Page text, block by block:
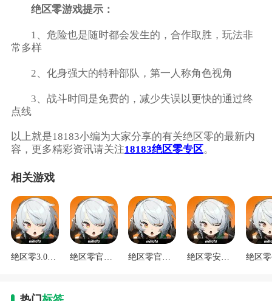
绝区零游戏提示：
1、危险也是随时都会发生的，合作取胜，玩法非
常多样
2、化身强大的特种部队，第一人称角色视角
3、战斗时间是免费的，减少失误以更快的通过终
点线
以上就是18183小编为大家分享的有关绝区零的最新内
容，更多精彩资讯请关注18183绝区零专区。
相关游戏
绝区零3.0版本